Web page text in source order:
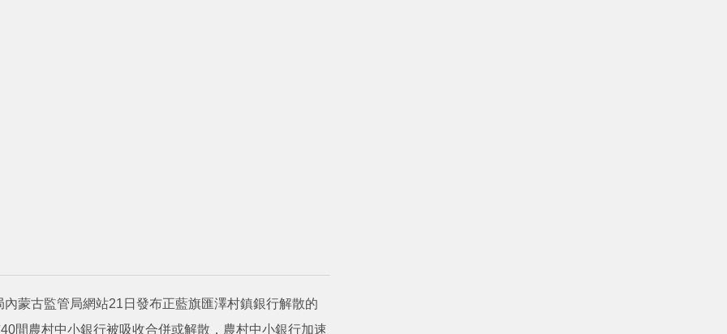
蒙古監管局網站21日發布正藍旗匯澤村鎮銀行解散的
間農村中小銀行被吸收合併或解散，農村中小銀行加速